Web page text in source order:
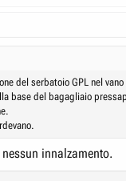
del serbatoio GPL nel
base del bagagliaio
innalzamento.